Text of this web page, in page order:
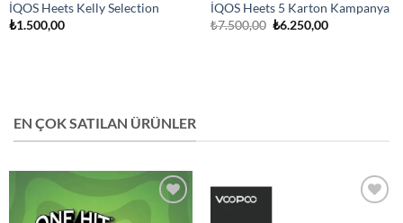
İQOS Heets Kelly Selection
₺1.500,00
İQOS Heets 5 Karton Kampanya
₺7.500,00 Orijinal
₺6.250,00Şu
EN ÇOK SATILAN ÜRÜNLER